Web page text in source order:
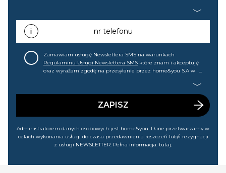
promocjach, wyprzedażach). Wiem, że mogę tę zgodę w
każdej chwili cofnąć.nr telefonu
Zamawiam usługę Newslettera SMS na warunkach
Regulaminu Usługi Newslettera SMS które znam i akceptuję
oraz wyrażam zgodę na przesyłanie przez home&you S.A w
wyprzedażach). Wiem, że mogę tę zgodę w każdej chwili
ZAPISZ
Administratorem danych osobowych jest home&you. Dane przetwarzamy w
celach wykonania usługi do czasu przedawnienia roszczeń lub/i rezygnacji
z usługi NEWSLETTER. Pełna informacja: tutaj.